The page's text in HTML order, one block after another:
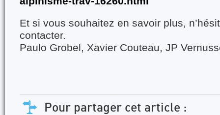
Et si vous souhaitez en savoir plus,
contacter.
Paulo Grobel, Xavier Couteau, JP
Pour partager cet article :